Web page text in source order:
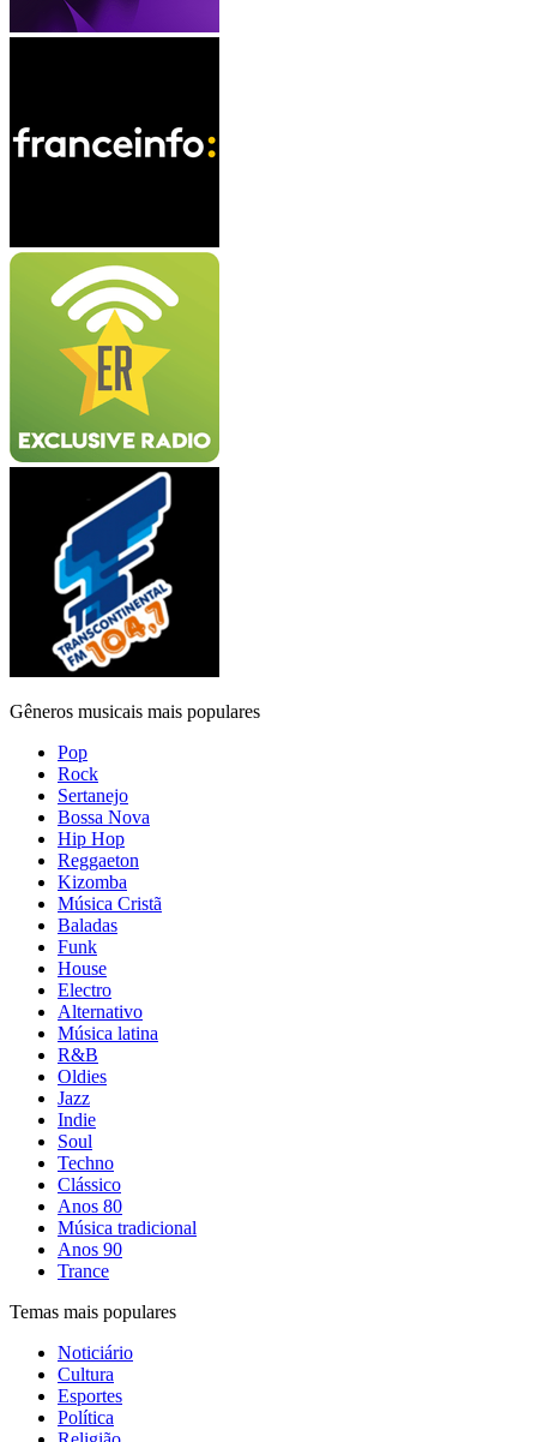
Gêneros musicais mais populares
Pop
Rock
Sertanejo
Bossa Nova
Hip Hop
Reggaeton
Kizomba
Música Cristã
Baladas
Funk
House
Electro
Alternativo
Música latina
R&B
Oldies
Jazz
Indie
Soul
Techno
Clássico
Anos 80
Música tradicional
Anos 90
Trance
Temas mais populares
Noticiário
Cultura
Esportes
Política